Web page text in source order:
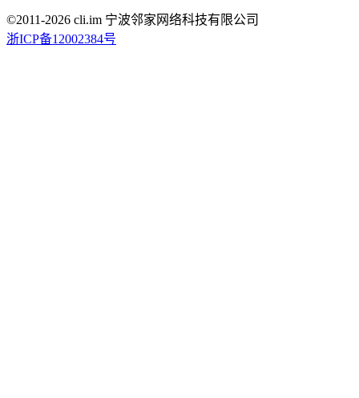
©2011-2026 cli.im 宁波邻家网络科技有限公司
浙ICP备12002384号